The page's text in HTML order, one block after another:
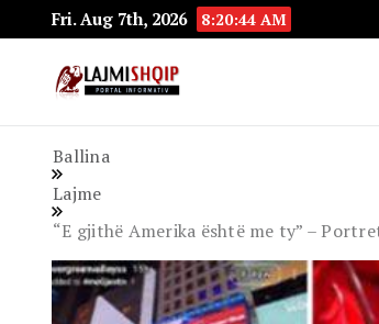
Fri. Aug 7th, 2026 8:20:46 AM
Ballina
Lajme
“E gjithë Amerika është me ty” –